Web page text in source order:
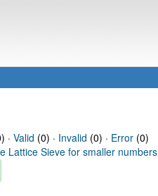
· Valid (0) · Invalid (0) · Error(0)
Lattice Sieve for smaller numbers